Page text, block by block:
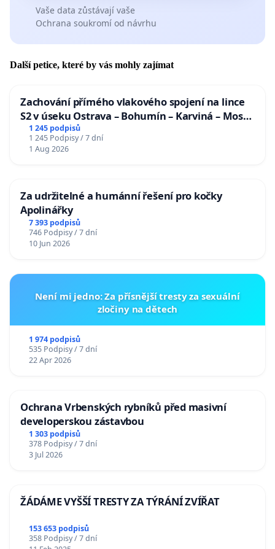
Vaše data zůstávají vaše
Ochrana soukromí od návrhu
Další petice, které by vás mohly zajímat
Zachování přímého vlakového spojení na lince
S2 v úseku Ostrava – Bohumín – Karviná – Mosty
u Jablunkova
1 245 podpisů
1 245 Podpisy / 7 dní
1 Aug 2026
Za udržitelné a humánní řešení pro kočky
Apolinářky
7 393 podpisů
746 Podpisy / 7 dní
10 Jun 2026
Není mi jedno: Za přísnější tresty za sexuální
zločiny na dětech
1 974 podpisů
535 Podpisy / 7 dní
22 Apr 2026
Ochrana Vrbenských rybníků před masivní
developerskou zástavbou
1 303 podpisů
378 Podpisy / 7 dní
3 Jul 2026
ŽÁDÁME VYŠŠÍ TRESTY ZA TÝRÁNÍ ZVÍŘAT
153 653 podpisů
358 Podpisy / 7 dní